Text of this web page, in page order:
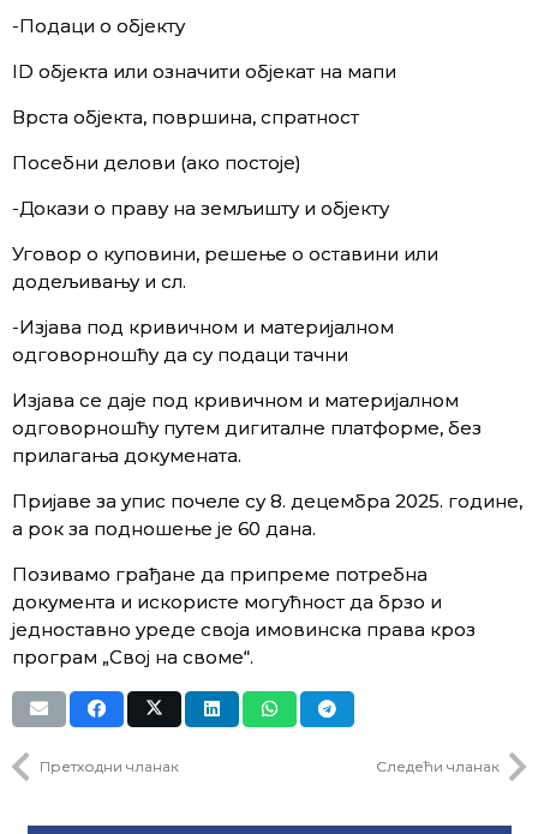
-Подаци о објекту
ID објекта или означити објекат на мапи
Врста објекта, површина, спратност
Посебни делови (ако постоје)
-Докази о праву на земљишту и објекту
Уговор о куповини, решење о оставини или
додељивању и сл.
-Изјава под кривичном и материјалном
одговорношћу да су подаци тачни
Изјава се даје под кривичном и материјалном
одговорношћу путем дигиталне платформе, без
прилагања докумената.
Пријаве за упис почеле су 8. децембра 2025. године,
а рок за подношење је 60 дана.
Позивамо грађане да припреме потребна
документа и искористе могућност да брзо и
једноставно уреде своја имовинска права кроз
програм „Свој на своме“.
Претходни чланак Следећи чланак